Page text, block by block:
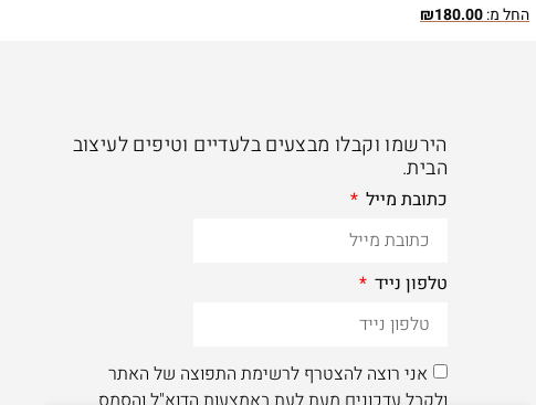
החל מ: ₪180.00
הירשמו וקבלו מבצעים בלעדיים וטיפים לעיצוב
הבית.
כתובת מייל
טלפון נייד
אני רוצה להצטרף לרשימת התפוצה של האתר